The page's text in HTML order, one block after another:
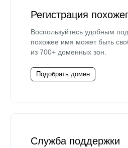
Регистрация
Воспользуйтесь удобным
похожее имя может быть
из 700+ доменных зон.
Подобрать домен
Служба поддержки